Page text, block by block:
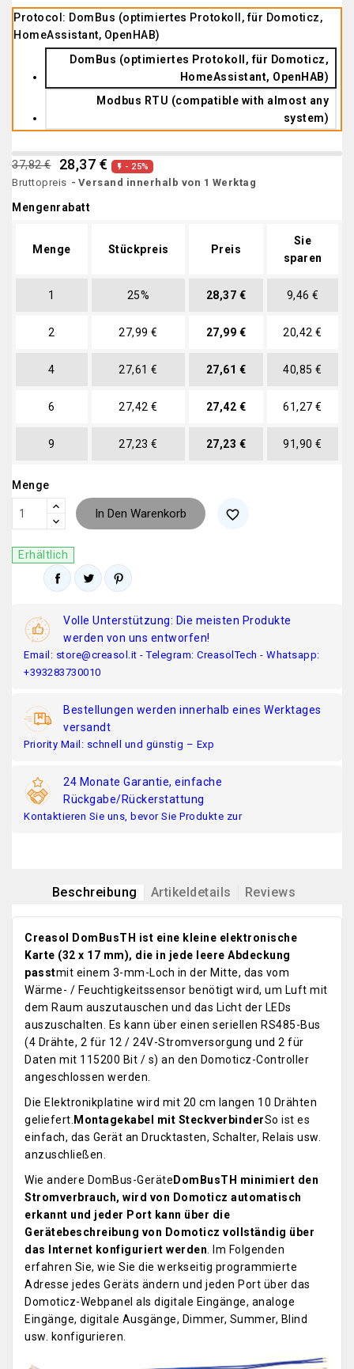
Protocol: DomBus (optimiertes Protokoll, für Domoticz,
HomeAssistant, OpenHAB)
DomBus (optimiertes Protokoll, für Domoticz,
HomeAssistant, OpenHAB)
Modbus RTU (compatible with almost any
system)
37,82 € 28,37 €  - 25%
Bruttopreis Versand innerhalb von 1 Werktag
Mengenrabatt
Menge Stückpreis Preis
Sie
sparen
1 25% 28,37 € 9,46 €
2 27,99 € 27,99 € 20,42 €
4 27,61 € 27,61 € 40,85 €
6 27,42 € 27,42 € 61,27 €
9 27,23 € 27,23 € 91,90 €
Menge
In Den Warenkorb favorite_border
Erhältlich
Volle Unterstützung: Die meisten Produkte
werden von uns entworfen!
Email: store@creasol.it - Telegram: CreasolTech - Whatsapp:
+393283730010
Bestellungen werden innerhalb eines Werktages
versandt
Priority Mail: schnell und günstig – Exp
24 Monate Garantie, einfache
Rückgabe/Rückerstattung
Kontaktieren Sie uns, bevor Sie Produkte zur
Beschreibung Artikeldetails Reviews
Creasol DomBusTH ist eine kleine elektronische
Karte (32 x 17 mm), die in jede leere Abdeckung
passtmit einem 3-mm-Loch in der Mitte, das vom
Wärme- / Feuchtigkeitssensor benötigt wird, um Luft mit
dem Raum auszutauschen und das Licht der LEDs
auszuschalten. Es kann über einen seriellen RS485-Bus
(4 Drähte, 2 für 12 / 24V-Stromversorgung und 2 für
Daten mit 115200 Bit / s) an den Domoticz-Controller
angeschlossen werden.
Die Elektronikplatine wird mit 20 cm langen 10 Drähten
geliefert. Montagekabel mit SteckverbinderSo ist es
einfach, das Gerät an Drucktasten, Schalter, Relais usw.
anzuschließen.
Wie andere DomBus-Geräte DomBusTH minimiert den
Stromverbrauch, wird von Domoticz automatisch
erkannt und jeder Port kann über die
Gerätebeschreibung von Domoticz vollständig über
das Internet konfiguriert werden. Im Folgenden
erfahren Sie, wie Sie die werkseitig programmierte
Adresse jedes Geräts ändern und jeden Port über das
Domoticz-Webpanel als digitale Eingänge, analoge
Eingänge, digitale Ausgänge, Dimmer, Summer, Blind
usw. konfigurieren.